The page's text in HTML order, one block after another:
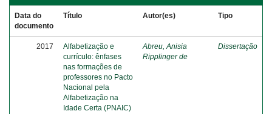
Data do
documento
Título Autor(es) Tipo
2017
Alfabetização e
currículo: ênfases
nas formações de
professores no Pacto
Nacional pela
Alfabetização na
Idade Certa (PNAIC)
Abreu, Anisia
Ripplinger de
Dissertação